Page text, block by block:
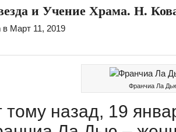
и Учение Храма. Н.
в Март 11, 2019
Франчиа Ла
тому назад, 19